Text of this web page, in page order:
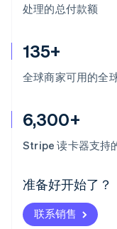
处理的总付款额
135+
全球商家可用的全
6,300+
Stripe 读卡器支持
准备好开始了？
联系销售
阿联酋
爱尔兰
爱沙尼亚
English
奥地利
Deutsch English